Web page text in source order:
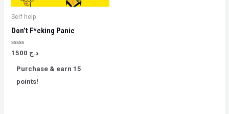
Self help
Don’t F*cking Panic
Rated
0
of
د.ج
Purchase & earn 15
points!